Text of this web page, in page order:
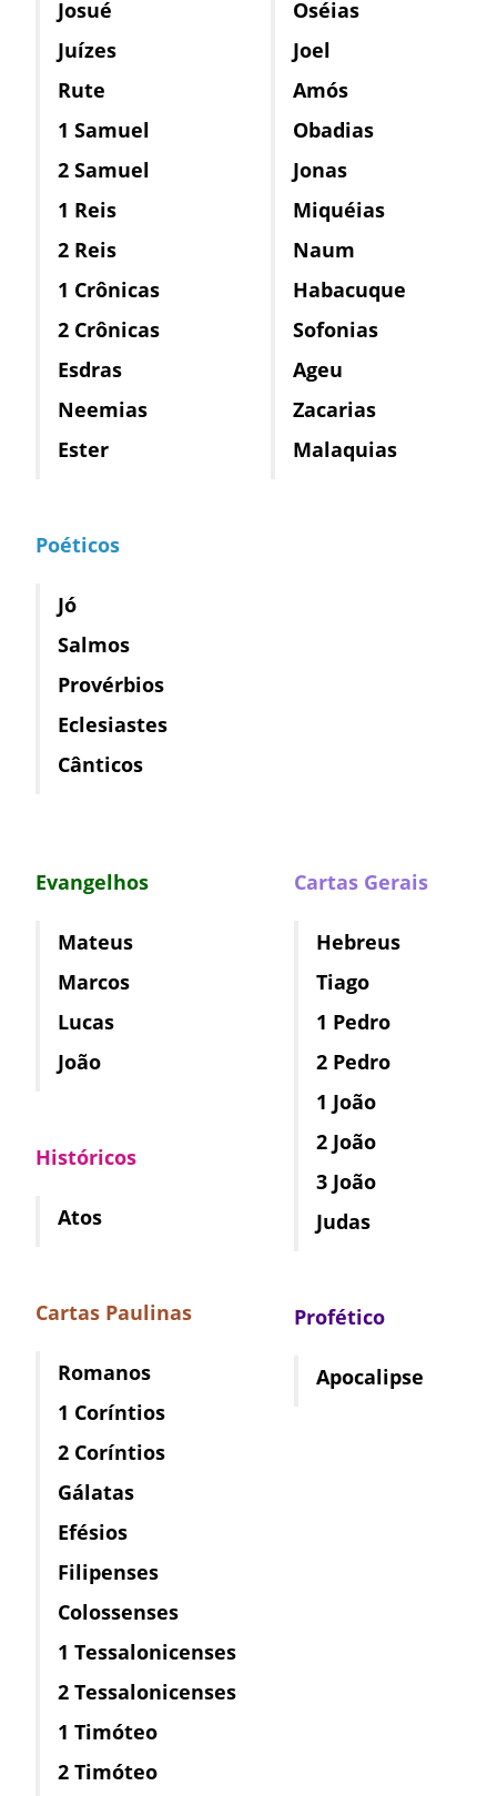
Josué
Juízes
Rute
1 Samuel
2 Samuel
1 Reis
2 Reis
1 Crônicas
2 Crônicas
Esdras
Neemias
Ester
Poéticos
Jó
Salmos
Provérbios
Eclesiastes
Cânticos
Oséias
Joel
Amós
Obadias
Jonas
Miquéias
Naum
Habacuque
Sofonias
Ageu
Zacarias
Malaquias
Evangelhos
Mateus
Marcos
Lucas
João
Históricos
Atos
Cartas Paulinas
Romanos
1 Coríntios
2 Coríntios
Gálatas
Efésios
Filipenses
Colossenses
1 Tessalonicenses
2 Tessalonicenses
1 Timóteo
2 Timóteo
Cartas Gerais
Hebreus
Tiago
1 Pedro
2 Pedro
1 João
2 João
3 João
Judas
Profético
Apocalipse